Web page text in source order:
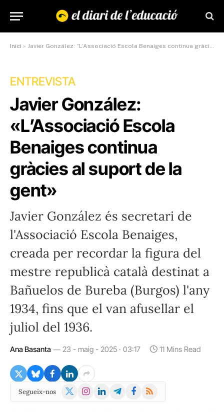
Inici » Javier González: “L’Associació Escola Benaiges continua gràcies al suport de la gent”
ENTREVISTA
Javier González:
«L’Associació Escola
Benaiges continua
gràcies al suport de la
gent»
Javier González és secretari de
l'Associació Escola Benaiges,
creada per recordar la figura del
mestre republicà català destinat a
Bañuelos de Bureba (Burgos) l'any
1934, fins que el van afusellar el
juliol del 1936.
Ana Basanta 23 - maig - 2025 · 03:17 11 Mins Read
Segueix-nos
X
Instagram
LinkedInTelegramFacebook
RSS